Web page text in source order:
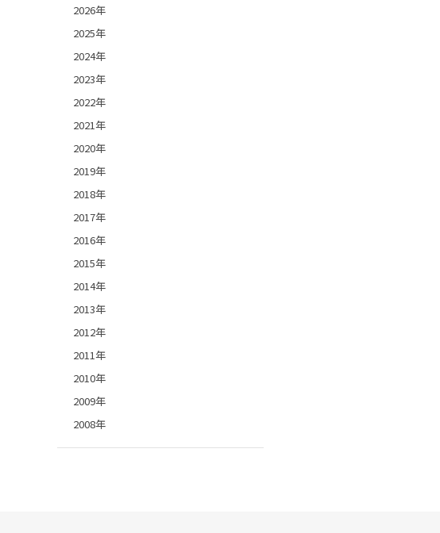
2026年
2025年
2024年
2023年
2022年
2021年
2020年
2019年
2018年
2017年
2016年
2015年
2014年
2013年
2012年
2011年
2010年
2009年
2008年